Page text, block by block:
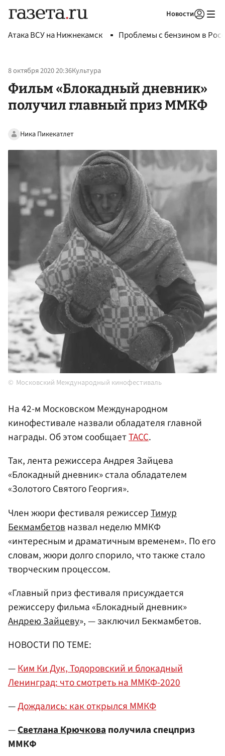
Новости
Атака ВСУ на Нижнекамск Проблемы с бензином в
8 октября 2020 20:36Культура
Фильм «Блокадный дневник»
получил главный приз ММКФ
Ника Пикекатлет
Московский Международный кинофестиваль
На 42-м Московском Международном
кинофестивале назвали обладателя главной
награды. Об этом сообщаетТАСС.
Так, лента режиссера Андрея Зайцева
«Блокадный дневник» стала обладателем
«Золотого Святого Георгия».
Член жюри фестиваля режиссерТимур
Бекмамбетов назвал неделю ММКФ
«интересным и драматичным временем». По его
словам, жюри долго спорило, что также стало
творческим процессом.
«Главный приз фестиваля присуждается
режиссеру фильма «Блокадный дневник»
Андрею Зайцеву», — заключил Бекмамбетов.
НОВОСТИ ПО ТЕМЕ:
—Ким Ки Дук, Тодоровский и блокадный
Ленинград: что смотреть на ММКФ-2020
—Дождались: как открылся ММКФ
—Светлана Крючковаполучила спецприз
ММКФ